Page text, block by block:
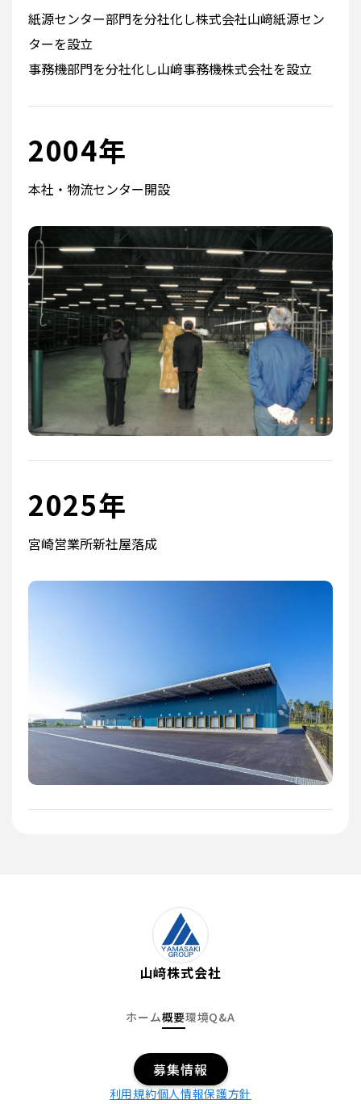
紙源センター部門を分社化し株式会社山﨑紙源セン
ターを設立
事務機部門を分社化し山﨑事務機株式会社を設立
2004年
本社・物流センター開設
2025年
宮崎営業所新社屋落成
山﨑株式会社
ホーム概要環境Q&A
募集情報
利用規約個人情報保護方針